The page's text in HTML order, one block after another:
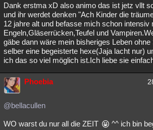
Dank erstma xD also animo das ist jetz vllt
und ihr werdet denken "Ach Kinder die
12 jahre alt und befasse mich schon intensiv
Engeln,Gläserrücken,Teufel und
gäbe dann wäre mein bisheriges Leben
selber eine begeisterte hexe(Jaja lacht nur)
ich das so viel möglich ist.Ich liebe sie
Phoebia
@bellacullen
WO warst du nur all die ZEIT
^^ ich bin